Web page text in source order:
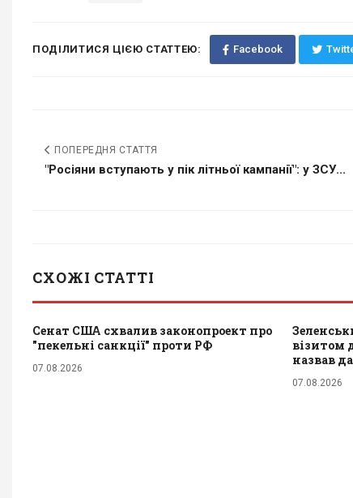
ПОДІЛИТИСЯ ЦІЄЮ СТАТТЕЮ: Facebook
ПОПЕРЕДНЯ СТАТТЯ
"Росіяни вступають у пік літньої кампанії": у ЗСУ...
СХОЖІ СТАТТІ
Сенат США схвалив законопроект про
"пекельні санкції" проти РФ
07.08.2026
візитом
назвав
07.08.2026